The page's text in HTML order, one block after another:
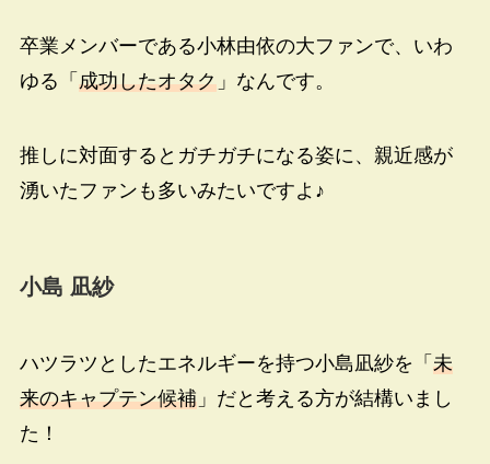
卒業メンバーである小林由依の大ファンで、いわ
ゆる「 成功したオタク」なんです。
推しに対面するとガチガチになる姿に、親近感が
湧いたファンも多いみたいですよ♪
小島 凪紗
ハツラツとしたエネルギーを持つ小島凪紗を「 未
来のキャプテン候補」だと考える方が結構いまし
た！